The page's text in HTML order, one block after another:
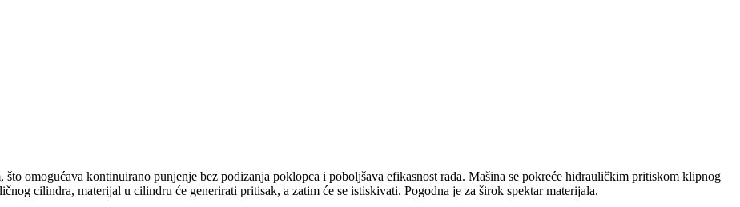
omogućava kontinuirano punjenje bez podizanja poklopca i poboljšava efikasnost rada. Mašina se pokreće hidrauličkim pritiskom klipnog
cilindra, materijal u cilindru će generirati pritisak, a zatim će se istiskivati. Pogodna je za širok spektar materijala.